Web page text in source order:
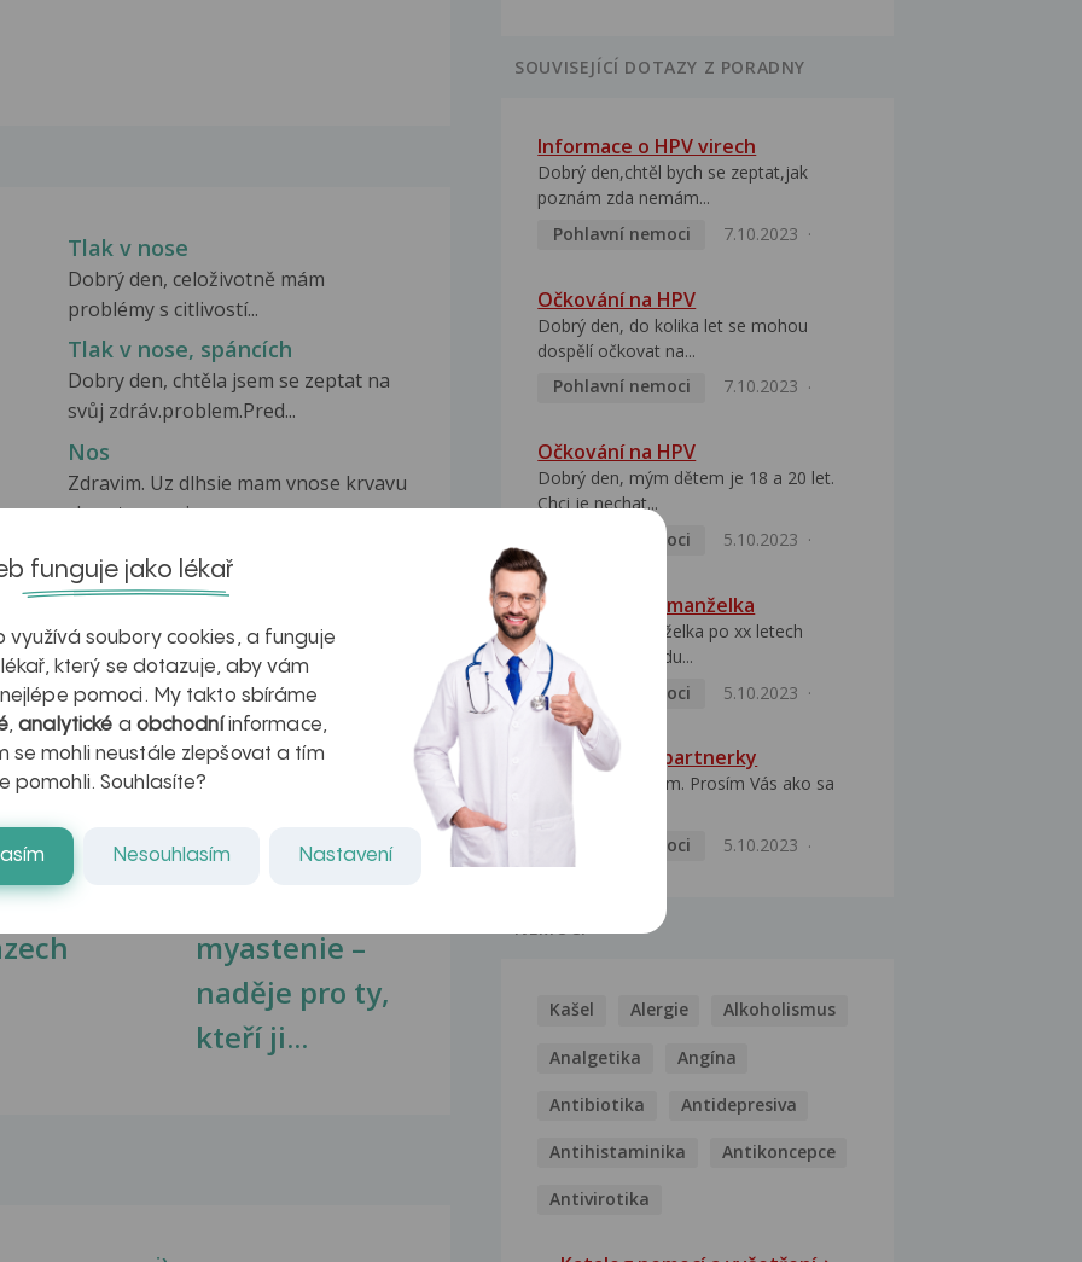
Tlak v nose
Dobrý den, celoživotně mám
problémy s citlivostí...
Tlak v nose, spáncích
Dobry den, chtěla jsem se zeptat na
svůj zdráv.problem.Pred...
Nos
Zdravim. Uz dlhsie mam vnose krvavu
chrastu, nos je...
datech a
zdravá játra?
Inovativní
myastenie –
naděje pro ty,
kteří ji...
SOUVISEJÍCÍ DOTAZY Z PORADNY
Informace o HPV virech
Dobrý den,chtěl bych se zeptat,jak
poznám zda nemám...
Pohlavní nemoci
7.10.2023
Očkování na HPV
Dobrý den, do kolika let se mohou
dospělí očkovat na...
Pohlavní nemoci
7.10.2023
Očkování na HPV
Dobrý den, mým dětem je 18 a 20 let.
Chci je nechat...
Pohlavní nemoci
5.10.2023
HPV pozitivní manželka
Dobrý den, manželka po xx letech
přivezla z Východu...
Pohlavní nemoci
5.10.2023
HPV typ 52 u partnerky
Dobrý deň prajem. Prosím Vás ako sa
Pohlavní nemoci
5.10.2023
NEMOCI
Kašel Alergie Alkoholismus
Analgetika Angína
Antibiotika Antidepresiva
Antihistaminika Antikoncepce
Antivirotika
funguje jako lékař
využívá soubory cookies, a funguje
který se dotazuje, aby vám
pomoci. My takto sbíráme
,analytické a obchodníinformace,
se mohli neustále zlepšovat a tím
pomohli. Souhlasíte?
Nesouhlasím Nastavení